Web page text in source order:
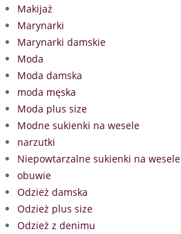
Makijaż
Marynarki
Marynarki damskie
Moda
Moda damska
moda męska
Moda plus size
Modne sukienki na wesele
narzutki
Niepowtarzalne sukienki na wesele
obuwie
Odzież damska
Odzież plus size
Odzież z denimu